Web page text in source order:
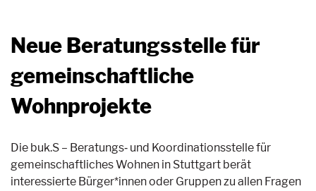
Neue Beratungsstelle für
gemeinschaftliche
Wohnprojekte
Die buk.S – Beratungs‐ und Koordinationsstelle für
gemeinschaftliches Wohnen in Stuttgart berät
interessierte Bürger*innen oder Gruppen zu allen Fragen